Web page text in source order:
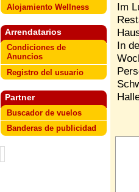
Alojamiento Wellness
Arrendatarios
Condiciones de
Anuncios
Registro del usuario
Partner
Buscador de vuelos
Banderas de publicidad
Im
In